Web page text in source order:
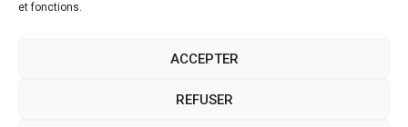
et fonctions.
ACCEPTER
REFUSER
Traitement de données personnelles